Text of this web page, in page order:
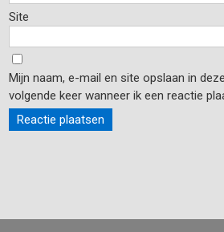
Site
Mijn naam, e-mail en site opslaan in
volgende keer wanneer ik een reactie